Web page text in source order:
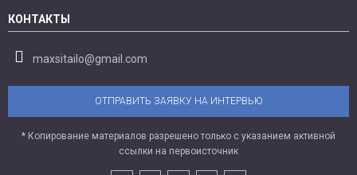
КОНТАКТЫ
maxsitailo@gmail.com
ОТПРАВИТЬ ЗАЯВКУ НА ИНТЕРВЬЮ
* Копирование материалов разрешено только с указанием активной
ссылки на первоисточник